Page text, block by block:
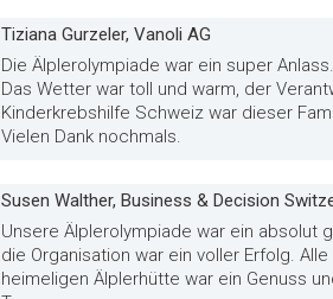
Tiziana Gurzeler, Vanoli AG
Die Älplerolympiade war ein super Anlass.
Das Wetter war toll und warm, der
Kinderkrebshilfe Schweiz war dieser
Vielen Dank nochmals.
Susen Walther, Business & Decision
Unsere Älplerolympiade war ein absolut
die Organisation war ein voller Erfolg.
heimeligen Älplerhütte war ein Genuss